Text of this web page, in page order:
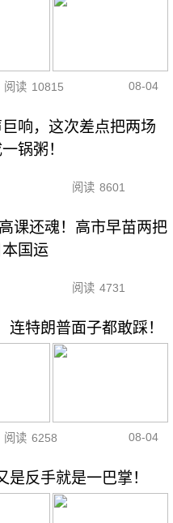
阅读 10815 08-04
响，这次差点把两场
锅粥！
阅读 8601
课还魂！高市早苗两把
国运
阅读 4731
特朗普面子都敢踩！
阅读 6258 08-04
反手就是一巴掌！